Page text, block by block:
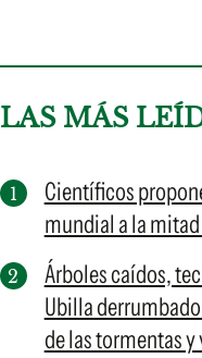
LAS MÁS
Científicos
mundial a la
Árboles caídos,
Ubilla
de las tormentas